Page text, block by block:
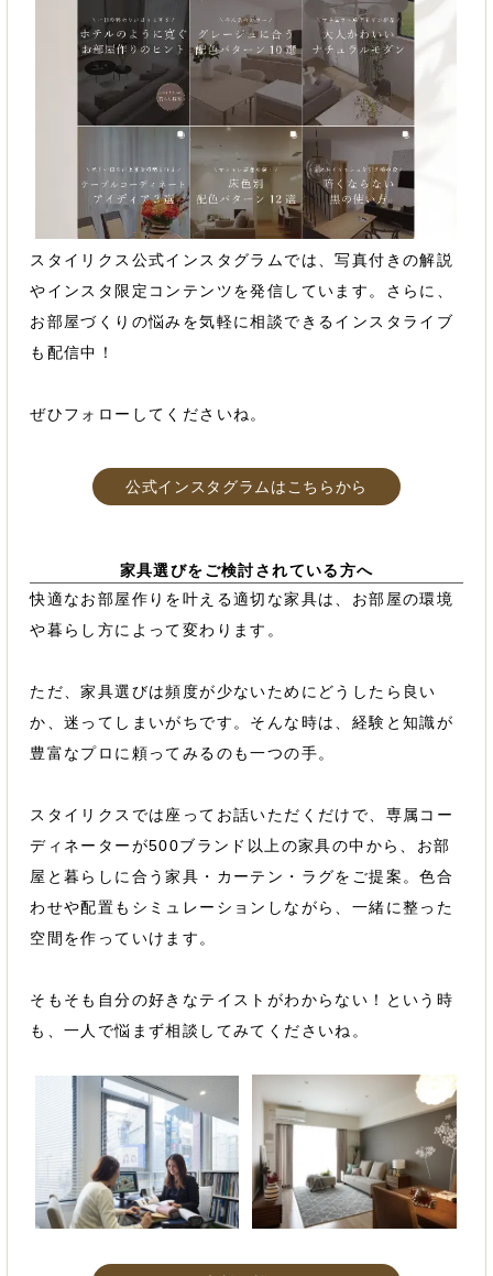
スタイリクス公式インスタグラムでは、写真付きの解説
やインスタ限定コンテンツを発信しています。さらに、
お部屋づくりの悩みを気軽に相談できるインスタライブ
も配信中！
ぜひフォローしてくださいね。
公式インスタグラムはこちらから
家具選びをご検討されている方へ
快適なお部屋作りを叶える適切な家具は、お部屋の環境
や暮らし方によって変わります。
ただ、家具選びは頻度が少ないためにどうしたら良い
か、迷ってしまいがちです。そんな時は、経験と知識が
豊富なプロに頼ってみるのも一つの手。
スタイリクスでは座ってお話いただくだけで、専属コー
ディネーターが500ブランド以上の家具の中から、お部
屋と暮らしに合う家具・カーテン・ラグをご提案。色合
わせや配置もシミュレーションしながら、一緒に整った
空間を作っていけます。
そもそも自分の好きなテイストがわからない！という時
も、一人で悩まず相談してみてくださいね。